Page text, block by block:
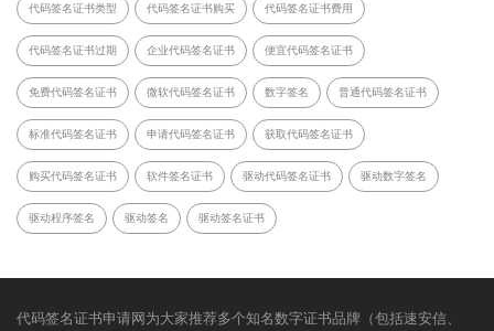
代码签名证书类型 代码签名证书购买 代码签名证书费用
代码签名证书过期 企业代码签名证书 便宜代码签名证书
免费代码签名证书 微软代码签名证书 数字签名 普通代码签名证书
标准代码签名证书 申请代码签名证书 获取代码签名证书
购买代码签名证书 软件签名证书 驱动代码签名证书 驱动数字签名
驱动程序签名 驱动签名 驱动签名证书
代码签名证书申请网为大家推荐多个知名数字证书品牌（包括速安信、